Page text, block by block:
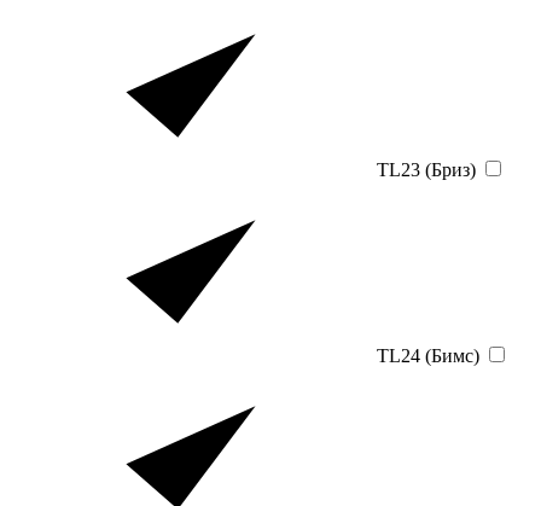
TL23 (Бриз)
TL24 (Бимс)